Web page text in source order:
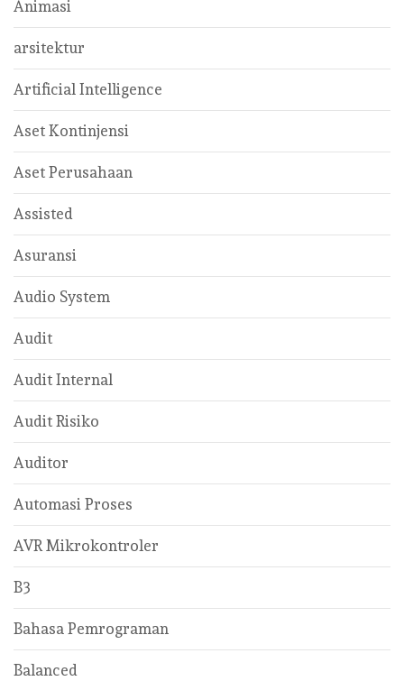
Animasi
arsitektur
Artificial Intelligence
Aset Kontinjensi
Aset Perusahaan
Assisted
Asuransi
Audio System
Audit
Audit Internal
Audit Risiko
Auditor
Automasi Proses
AVR Mikrokontroler
B3
Bahasa Pemrograman
Balanced